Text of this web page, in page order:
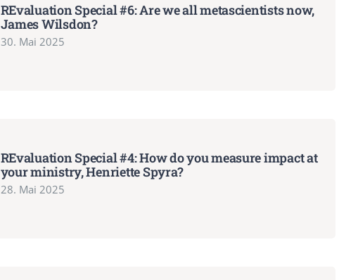
REvaluation Special #6: Are we all metascientists now,
James Wilsdon?
30. Mai 2025
REvaluation Special #4: How do you measure impact at
your ministry, Henriette Spyra?
28. Mai 2025